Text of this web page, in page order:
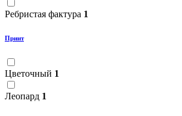
Ребристая фактура 1
Принт
Цветочный 1
Леопард 1